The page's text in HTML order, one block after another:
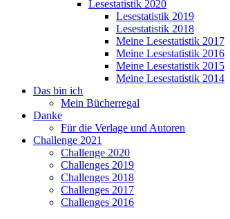
Lesestatistik 2020
Lesestatistik 2019
Lesestatistik 2018
Meine Lesestatistik 2017
Meine Lesestatistik 2016
Meine Lesestatistik 2015
Meine Lesestatistik 2014
Das bin ich
Mein Bücherregal
Danke
Für die Verlage und Autoren
Challenge 2021
Challenge 2020
Challenges 2019
Challenges 2018
Challenges 2017
Challenges 2016